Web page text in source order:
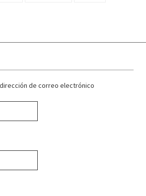
de correo electrónico